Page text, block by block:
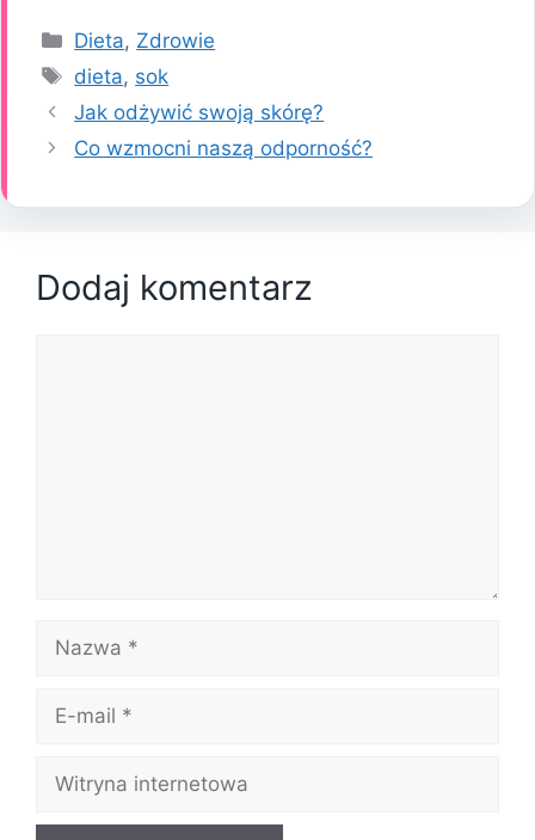
Kategorie
Dieta, Zdrowie
Tagi
dieta, sok
Jak odżywić swoją skórę?
Co wzmocni naszą odporność?
Dodaj komentarz
mail
internetowa